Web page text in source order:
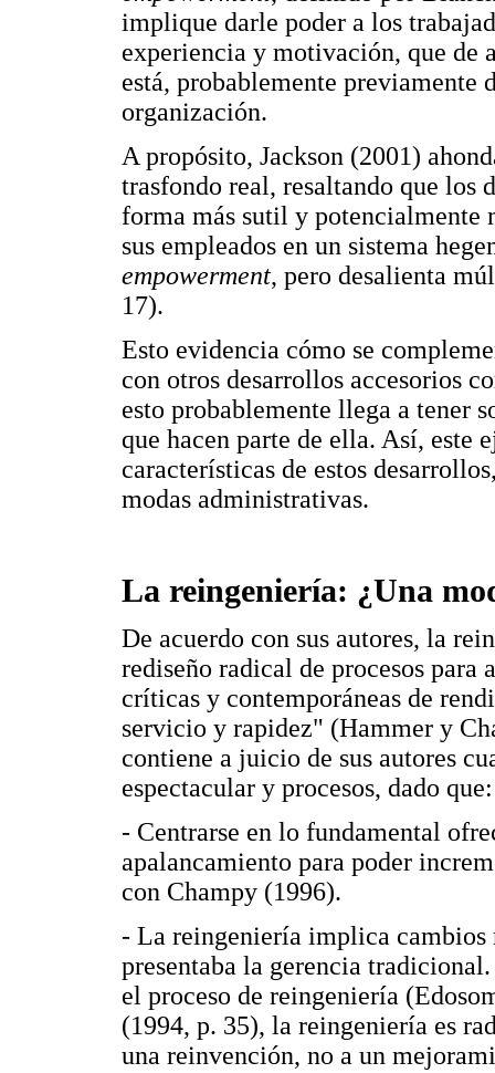
implique darle poder a los
experiencia y motivación, que de
está, probablemente
organización.
A propósito, Jackson (2001)
trasfondo real, resaltando que los
forma más sutil y potencialmente
sus empleados en un sistema
empowerment, pero desalienta
17).
Esto evidencia cómo se
con otros desarrollos accesorios
esto probablemente llega a tener
que hacen parte de ella. Así, este
características de estos
modas administrativas.
La reingeniería: ¿Una
De acuerdo con sus autores, la
rediseño radical de procesos para
críticas y contemporáneas de
servicio y rapidez" (Hammer y
contiene a juicio de sus autores
espectacular y procesos, dado que:
- Centrarse en lo fundamental
apalancamiento para poder
con Champy (1996).
- La reingeniería implica cambios
presentaba la gerencia
el proceso de reingeniería
(1994, p. 35), la reingeniería es
una reinvención, no a un